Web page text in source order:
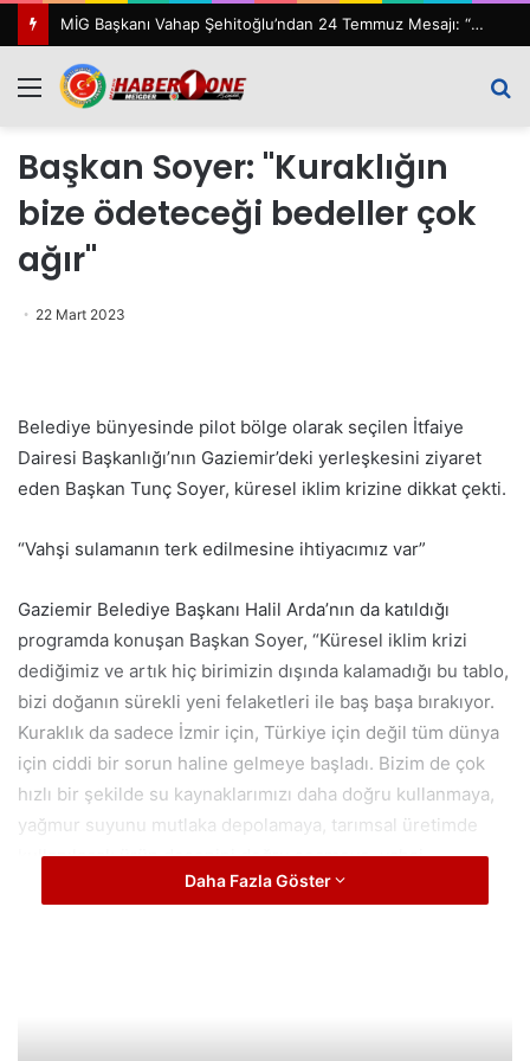
MİG Başkanı Vahap Şehitoğlu’ndan 24 Temmuz Mesajı: “111 Yıl Sonra Hâlâ Basın Özgürlüğünü Konuşuyoruz”
Menü
Başkan Soyer: "Kuraklığın
bize ödeteceği bedeller çok
ağır"
22 Mart 2023
Belediye bünyesinde pilot bölge olarak seçilen İtfaiye
Dairesi Başkanlığı’nın Gaziemir’deki yerleşkesini ziyaret
eden Başkan Tunç Soyer, küresel iklim krizine dikkat çekti.
“Vahşi sulamanın terk edilmesine ihtiyacımız var”
Gaziemir Belediye Başkanı Halil Arda’nın da katıldığı
programda konuşan Başkan Soyer, “Küresel iklim krizi
dediğimiz ve artık hiç birimizin dışında kalamadığı bu tablo,
bizi doğanın sürekli yeni felaketleri ile baş başa bırakıyor.
Kuraklık da sadece İzmir için, Türkiye için değil tüm dünya
için ciddi bir sorun haline gelmeye başladı. Bizim de çok
hızlı bir şekilde su kaynaklarımızı daha doğru kullanmaya,
yağmur suyunu mutlaka depolamaya, tarımsal üretimde
kullanılacak ürün desenini doğru seçmeye, vahşi
sulamanın terk edilmesine ihtiyacımız var.” dedi.
Daha Fazla Göster